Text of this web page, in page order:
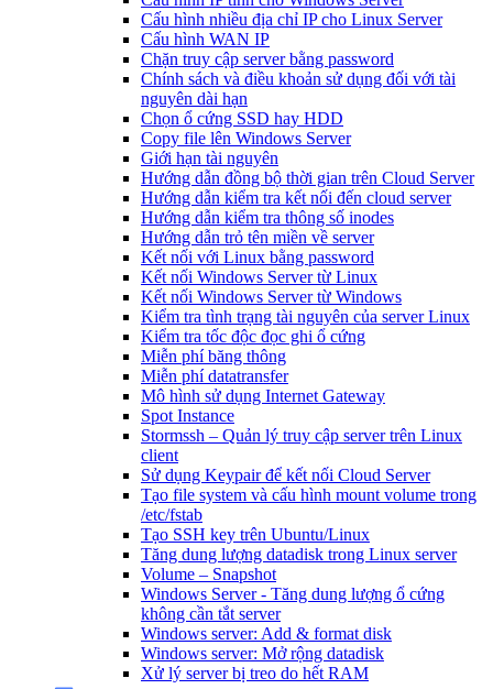
Cấu hình nhiều địa chỉ IP cho Linux Server
Cấu hình WAN IP
Chặn truy cập server bằng password
Chính sách và điều khoản sử dụng đối với tài
nguyên dài hạn
Chọn ổ cứng SSD hay HDD
Copy file lên Windows Server
Giới hạn tài nguyên
Hướng dẫn đồng bộ thời gian trên Cloud Server
Hướng dẫn kiểm tra kết nối đến cloud server
Hướng dẫn kiểm tra thông số inodes
Hướng dẫn trỏ tên miền về server
Kết nối với Linux bằng password
Kết nối Windows Server từ Linux
Kết nối Windows Server từ Windows
Kiểm tra tình trạng tài nguyên của server Linux
Kiểm tra tốc độc đọc ghi ổ cứng
Miễn phí băng thông
Miễn phí datatransfer
Mô hình sử dụng Internet Gateway
Spot Instance
Stormssh – Quản lý truy cập server trên Linux
client
Sử dụng Keypair để kết nối Cloud Server
Tạo file system và cấu hình mount volume trong
/etc/fstab
Tạo SSH key trên Ubuntu/Linux
Tăng dung lượng datadisk trong Linux server
Volume – Snapshot
Windows Server - Tăng dung lượng ổ cứng
không cần tắt server
Windows server: Add & format disk
Windows server: Mở rộng datadisk
Xử lý server bị treo do hết RAM